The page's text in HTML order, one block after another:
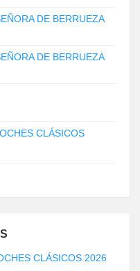
DE BERRUEZA
DE BERRUEZA
CLÁSICOS
CLÁSICOS 2026